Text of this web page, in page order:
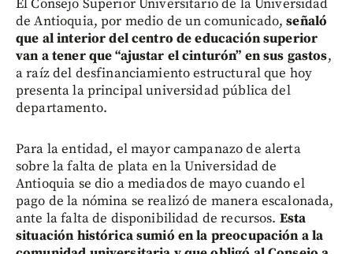
El Consejo Superior Universitario de la Universidad
de Antioquia, por medio de un comunicado,señaló
que al interior del centro de educación superior
van a tener que “ajustar el cinturón” en sus gastos,
a raíz del desfinanciamiento estructural que hoy
presenta la principal universidad pública del
departamento.
Para la entidad, el mayor campanazo de alerta
sobre la falta de plata en la Universidad de
Antioquia se dio a mediados de mayo cuando el
pago de la nómina se realizó de manera escalonada,
ante la falta de disponibilidad de recursos. Esta
situación histórica sumió en la preocupación a la